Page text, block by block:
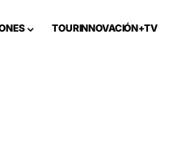
TOURINNOVACIÓN+TV